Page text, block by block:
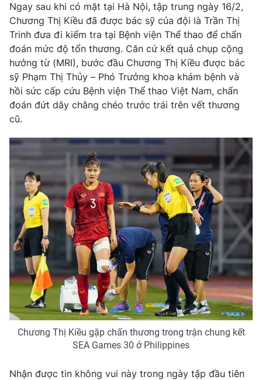
Giải sao mai
Làm đẹp
Chất lượng cuộc sống
Tuyển sinh
Học trực tuyến
Công nghệ
Hitech Công nghệ tương lai
Sản phẩm
Thị trường
Tư vấn
Giao lưu trực tuyến
Lịch phát sóng
Chuyên mục khác
Emagazine Podcast
Photo Infographic
Video Shorts video
VTV Money VTV Thể thao
VTV Sức khoẻ Bất động sản
Thị trường 24h Tấm lòng Việt
Ngay sau khi có mặt tại Hà Nội, tập trung ngày 16/2,
Chương Thị Kiều đã được bác sỹ của đội là Trần Thị
Trinh đưa đi kiểm tra tại Bệnh viện Thể thao để chẩn
đoán mức độ tổn thương. Căn cứ kết quả chụp cộng
hưởng từ (MRI), bước đầu Chương Thị Kiều được bác
sỹ Phạm Thị Thủy – Phó Trưởng khoa khám bệnh và
hồi sức cấp cứu Bệnh viện Thể thao Việt Nam, chẩn
đoán đứt dây chằng chéo trước trái trên vết thương
cũ.
Chương Thị Kiều gặp chấn thương trong trận chung kết
SEA Games 30 ở Philippines
Nhận được tin không vui này trong ngày tập đầu tiên